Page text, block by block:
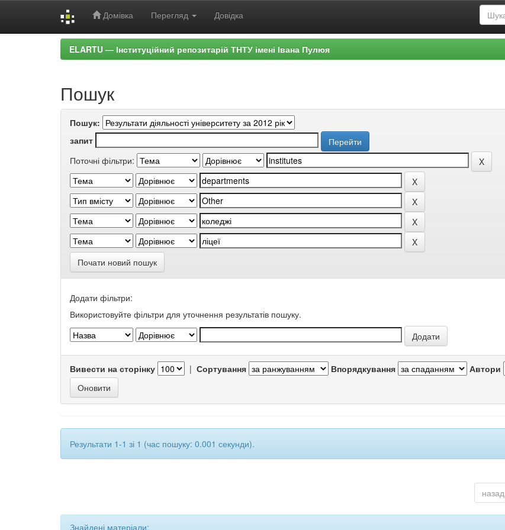
Домівка Перегляд Довідка
ELARTU — Інституційний репозитарій ТНТУ імені Івана Пулюя
Пошук
Пошук:
запит
Поточні фільтри:
Почати новий пошук
Додати фільтри:
Використовуйте фільтри для уточнення результатів пошуку.
Вивести на сторінку | Сортування Впорядкування Автори
Результати 1-1 зі 1 (час пошуку: 0.001 секунди).
назад
Знайдені матеріали: